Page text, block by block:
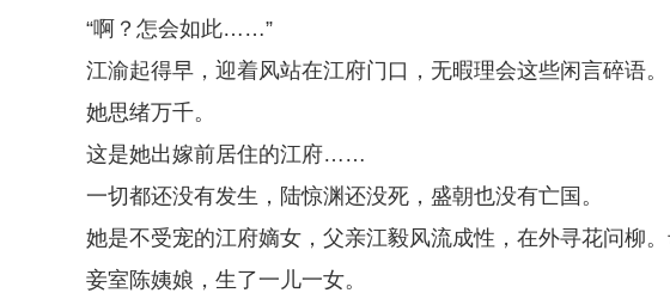
“啊？怎会如此……”
江渝起得早，迎着风站在江府门口，无暇理会这些闲言碎语。
她思绪万千。
这是她出嫁前居住的江府……
一切都还没有发生，陆惊渊还没死，盛朝也没有亡国。
她是不受宠的江府嫡女，父亲江毅风流成性，在外寻花问柳
妾室陈姨娘，生了一儿一女。